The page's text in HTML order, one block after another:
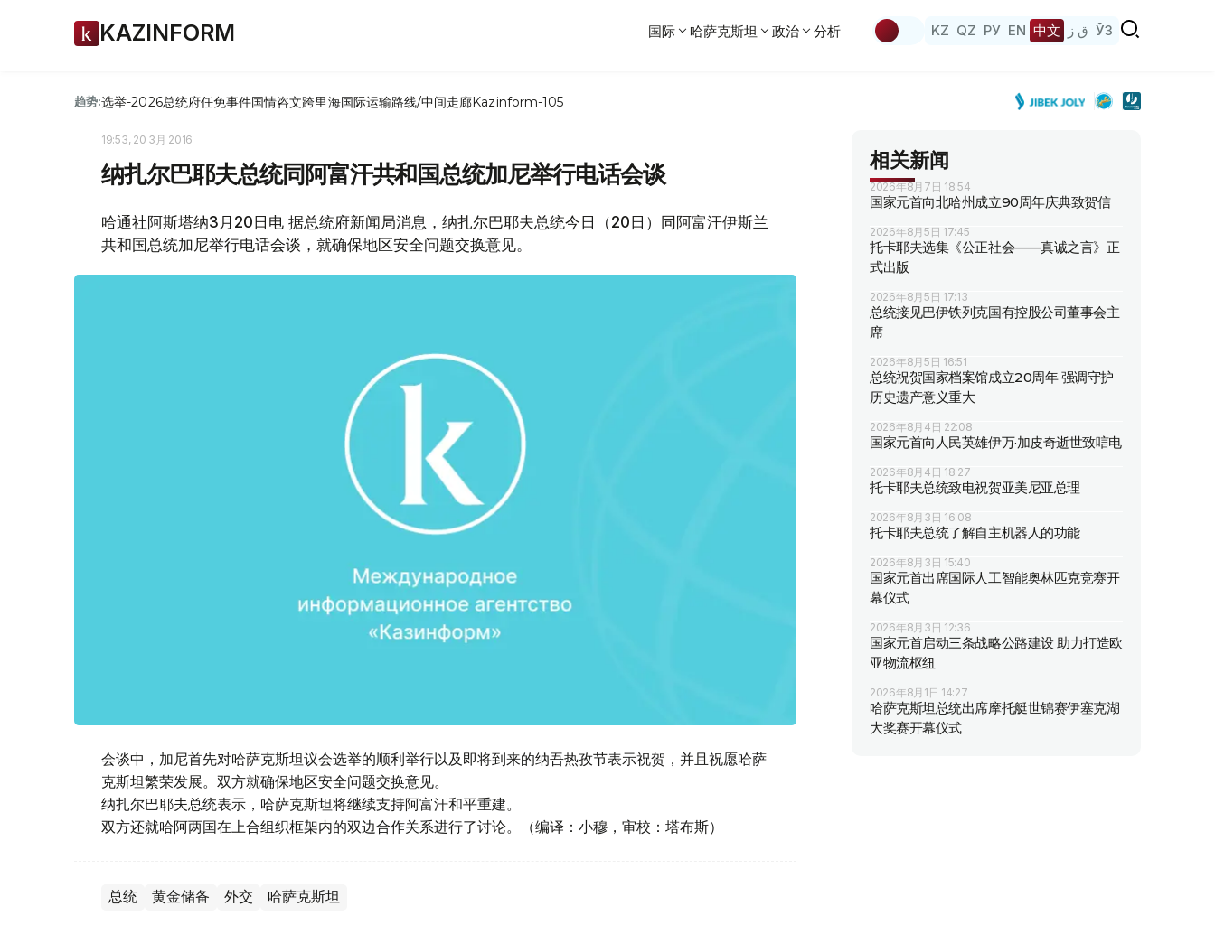
KAZINFORM 国际 哈萨克斯坦 政治 分析 KZ QZ РУ EN 中文 ق ز ЎЗ
趋势:选举-2026总统府任免事件国情咨文跨里海国际运输路线/中间走廊Kazinform-105
19:53, 20 3月 2016
纳扎尔巴耶夫总统同阿富汗共和国总统加尼举行电话会谈
哈通社阿斯塔纳3月20日电 据总统府新闻局消息，纳扎尔巴耶夫总统今日（20日）同阿富汗伊斯兰
共和国总统加尼举行电话会谈，就确保地区安全问题交换意见。
会谈中，加尼首先对哈萨克斯坦议会选举的顺利举行以及即将到来的纳吾热孜节表示祝贺，并且祝愿哈萨
克斯坦繁荣发展。双方就确保地区安全问题交换意见。
纳扎尔巴耶夫总统表示，哈萨克斯坦将继续支持阿富汗和平重建。
双方还就哈阿两国在上合组织框架内的双边合作关系进行了讨论。（编译：小穆，审校：塔布斯）
总统 黄金储备 外交 哈萨克斯坦
相关新闻
2026年8月7日 18:54
国家元首向北哈州成立90周年庆典致贺信
2026年8月5日 17:45
托卡耶夫选集《公正社会——真诚之言》正
式出版
2026年8月5日 17:13
总统接见巴伊铁列克国有控股公司董事会主
席
2026年8月5日 16:51
总统祝贺国家档案馆成立20周年 强调守护
历史遗产意义重大
2026年8月4日 22:08
国家元首向人民英雄伊万·加皮奇逝世致唁电
2026年8月4日 18:27
托卡耶夫总统致电祝贺亚美尼亚总理
2026年8月3日 16:08
托卡耶夫总统了解自主机器人的功能
2026年8月3日 15:40
国家元首出席国际人工智能奥林匹克竞赛开
幕仪式
2026年8月3日 12:36
国家元首启动三条战略公路建设 助力打造欧
亚物流枢纽
2026年8月1日 14:27
哈萨克斯坦总统出席摩托艇世锦赛伊塞克湖
大奖赛开幕仪式